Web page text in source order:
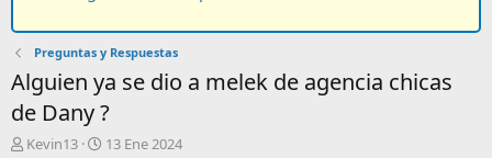
Preguntas y Respuestas
Alguien ya se dio a melek de agencia chicas
de Dany ?
A
Kevin13
F13 Ene 2024